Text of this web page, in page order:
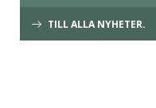
TILL ALLA NYHETER.